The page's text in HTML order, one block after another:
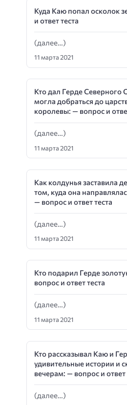
Куда Каю попал осколок
и ответ теста
(далее…)
11 марта 2021
Кто дал Герде Северного
могла добраться до
королевы: — вопрос и
(далее…)
11 марта 2021
Как колдунья заставила
том, куда она
— вопрос и ответ теста
(далее…)
11 марта 2021
Кто подарил Герде
вопрос и ответ теста
(далее…)
11 марта 2021
Кто рассказывал Каю и
удивительные истории и
вечерам: — вопрос и ответ
(далее…)